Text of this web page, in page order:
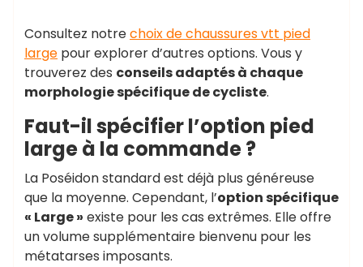
Consultez notrechoix de chaussures vtt pied
large pour explorer d’autres options. Vous y
trouverez des conseils adaptés à chaque
morphologie spécifique de cycliste.
Faut-il spécifier l’option pied
large à la commande ?
La Poséidon standard est déjà plus généreuse
que la moyenne. Cependant, l’option spécifique
« Large » existe pour les cas extrêmes. Elle offre
un volume supplémentaire bienvenu pour les
métatarses imposants.